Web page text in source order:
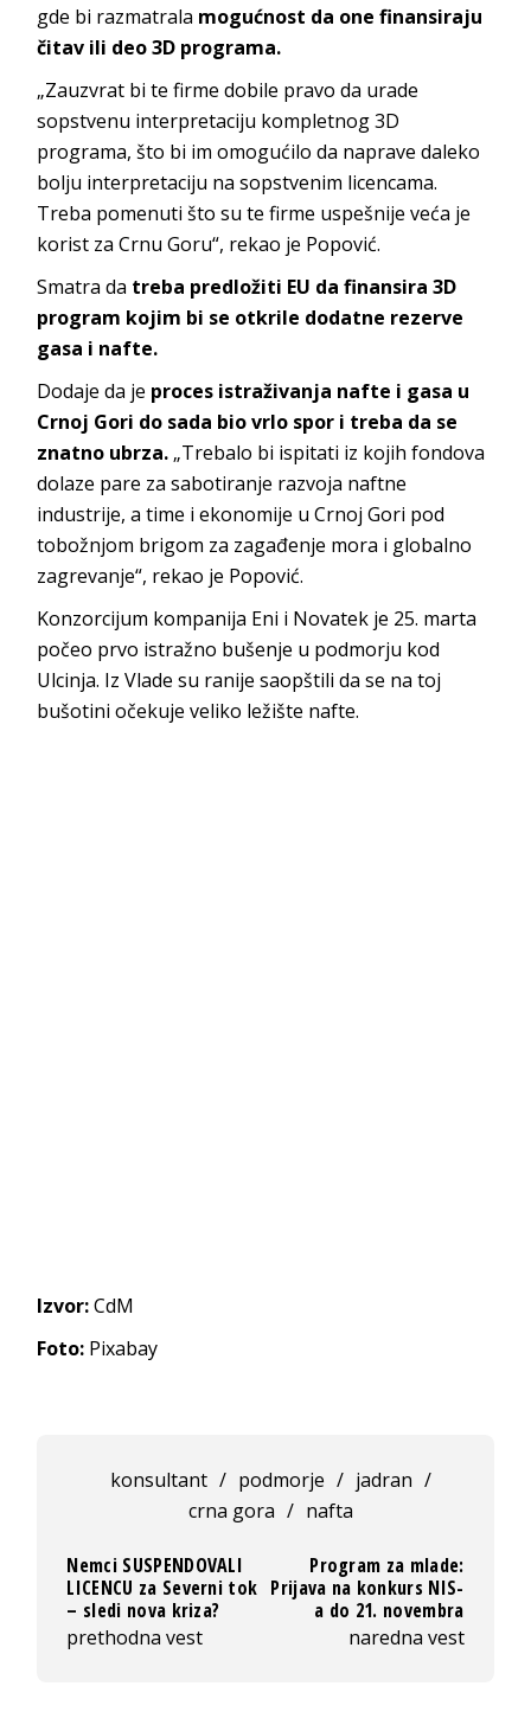
gde bi razmatrala mogućnost da one finansiraju
čitav ili deo 3D programa.
„Zauzvrat bi te firme dobile pravo da urade
sopstvenu interpretaciju kompletnog 3D
programa, što bi im omogućilo da naprave daleko
bolju interpretaciju na sopstvenim licencama.
Treba pomenuti što su te firme uspešnije veća je
korist za Crnu Goru“, rekao je Popović.
Smatra da treba predložiti EU da finansira 3D
program kojim bi se otkrile dodatne rezerve
gasa i nafte.
Dodaje da je proces istraživanja nafte i gasa u
Crnoj Gori do sada bio vrlo spor i treba da se
znatno ubrza. „Trebalo bi ispitati iz kojih fondova
dolaze pare za sabotiranje razvoja naftne
industrije, a time i ekonomije u Crnoj Gori pod
tobožnjom brigom za zagađenje mora i globalno
zagrevanje“, rekao je Popović.
Konzorcijum kompanija Eni i Novatek je 25. marta
počeo prvo istražno bušenje u podmorju kod
Ulcinja. Iz Vlade su ranije saopštili da se na toj
bušotini očekuje veliko ležište nafte.
Izvor:CdM
Foto: Pixabay
konsultant / podmorje / jadran /
crna gora / nafta
Nemci SUSPENDOVALI
LICENCU za Severni tok
– sledi nova kriza?
prethodna vest
Program za mlade:
Prijava na konkurs NIS-
a do 21. novembra
naredna vest